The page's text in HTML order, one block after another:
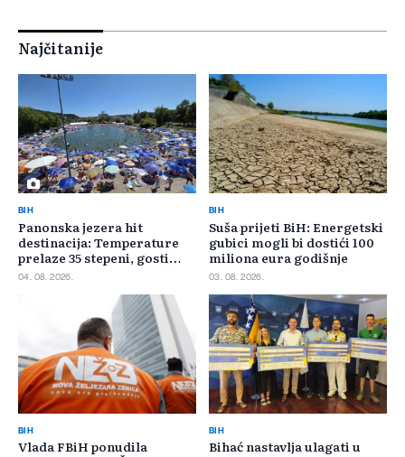
Najčitanije
BIH
Panonska jezera hit
destinacija: Temperature
prelaze 35 stepeni, gosti
pristižu iz cijele regije
04. 08. 2026.
BIH
Suša prijeti BiH: Energetski
gubici mogli bi dostići 100
miliona eura godišnje
03. 08. 2026.
BIH
Vlada FBiH ponudila
BIH
Bihać nastavlja ulagati u